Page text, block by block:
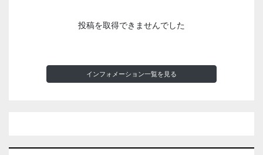
投稿を取得できませんでした
インフォメーション一覧を見る